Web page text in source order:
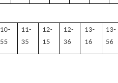
10-
55
11-
35
12-
15
12-
36
13-
16
13-
56